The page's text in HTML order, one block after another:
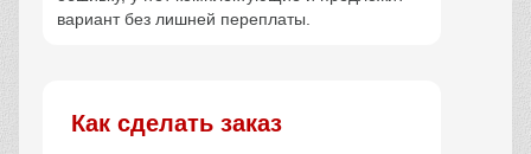
вариант без лишней переплаты.
Как сделать заказ